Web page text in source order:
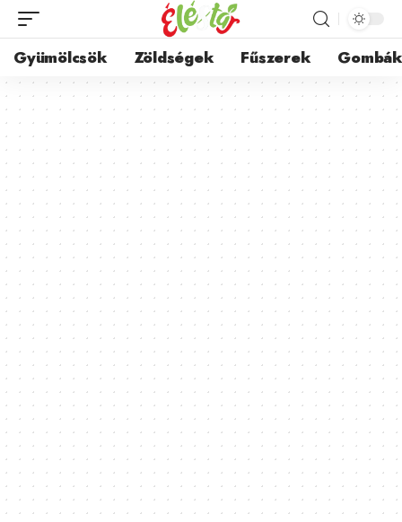
Gyümölcsök Zöldségek Fűszerek Gombák